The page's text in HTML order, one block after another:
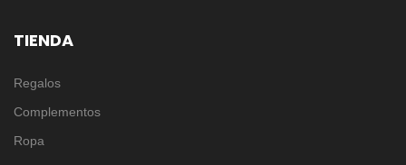
TIENDA
Regalos
Complementos
Ropa